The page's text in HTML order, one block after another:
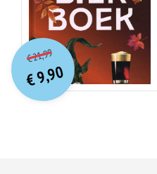
€21,99O
orspr
onkelijke
prijs
was:
€ 21,99.
€9,90
Huidige
prijs
is:
€ 9,90.